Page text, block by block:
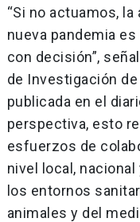
“Si no actuamos,
nueva pandemia
con decisión”,
de Investigación de
publicada en el
perspectiva, esto
esfuerzos de
nivel local,
los entornos
animales y del